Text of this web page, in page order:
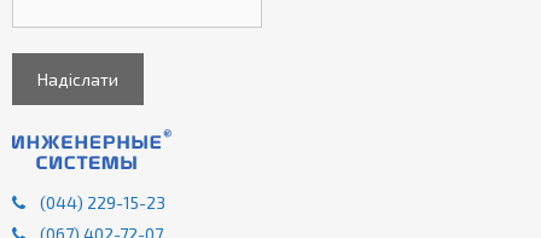
(044) 229-15-23
(067) 402-72-07